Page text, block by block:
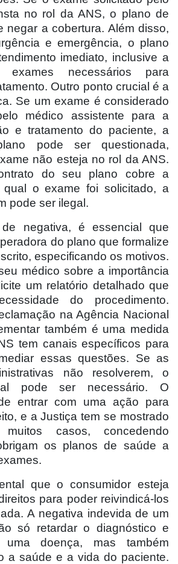
no rol da ANS, o plano de
negar a cobertura. Além disso,
e emergência, o plano
imediato, inclusive a
exames necessários para
Outro ponto crucial é a
Se um exame é considerado
médico assistente para a
e tratamento do paciente, a
pode ser questionada,
não esteja no rol da ANS.
do seu plano cobre a
o exame foi solicitado, a
pode ser ilegal.
negativa, é essencial que
do plano que formalize
especificando os motivos.
médico sobre a importância
um relatório detalhado que
do procedimento.
na Agência Nacional
também é uma medida
tem canais específicos para
essas questões. Se as
não resolverem, o
pode ser necessário. O
entrar com uma ação para
e a Justiça tem se mostrado
casos, concedendo
os planos de saúde a
que o consumidor esteja
para poder reivindicá-los
A negativa indevida de um
só retardar o diagnóstico e
uma doença, mas também
a saúde e a vida do paciente.